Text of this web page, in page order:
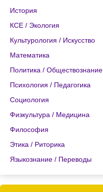
История
КСЕ / Экология
Культурология / Искусство
Математика
Политика / Обществознание
Психология / Педагогика
Социология
Физкультура / Медицина
Философия
Этика / Риторика
Языкознание / Переводы